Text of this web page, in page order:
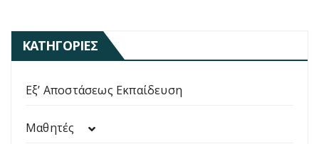
ΚΑΤΗΓΟΡΊΕΣ
Εξ’ Αποστάσεως Εκπαίδευση
Μαθητές